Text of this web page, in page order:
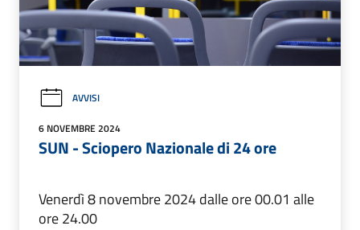
AVVISI
6 NOVEMBRE 2024
SUN - Sciopero Nazionale di 24 ore
Venerdì 8 novembre 2024 dalle ore 00.01 alle
ore 24.00